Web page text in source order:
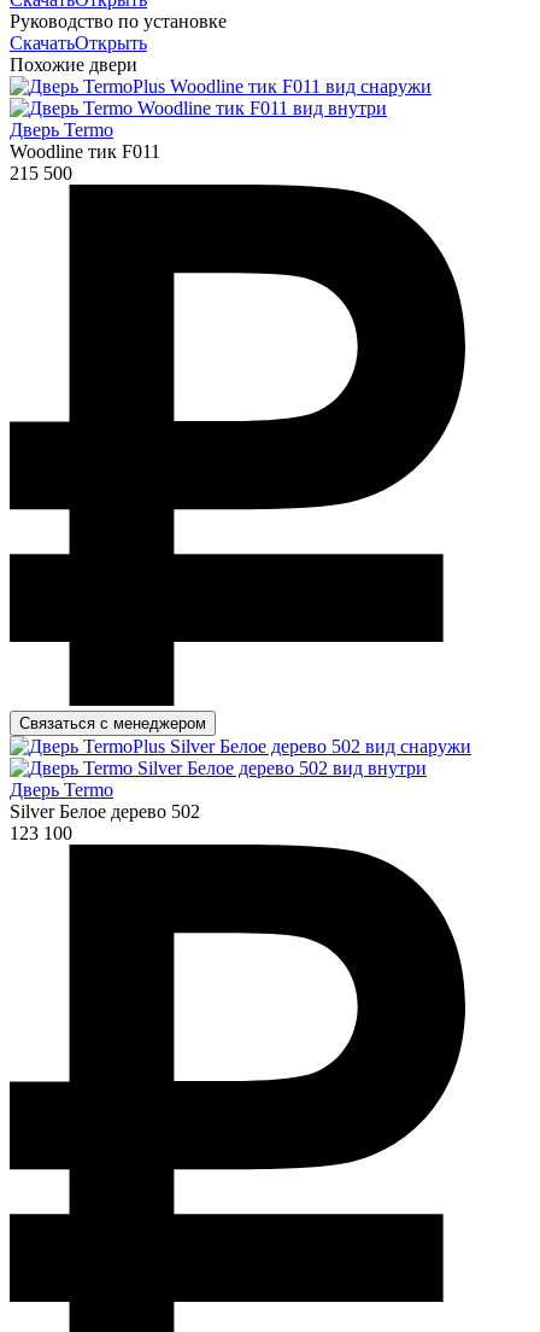
Руководство по установке
СкачатьОткрыть
Похожие двери
Дверь Termo
Woodline тик F011
215 500
Связаться с менеджером
Дверь Termo
Silver Белое дерево 502
123 100